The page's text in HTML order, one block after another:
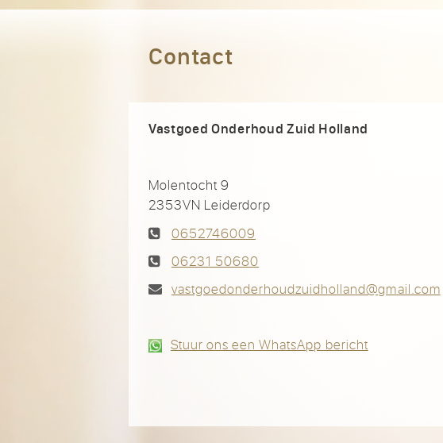
Contact
Vastgoed Onderhoud Zuid Holland
Molentocht 9
2353VN Leiderdorp
0652746009
06231 50680
vastgoedonderhoudzuidholland@gmail.com
Stuur ons een WhatsApp bericht